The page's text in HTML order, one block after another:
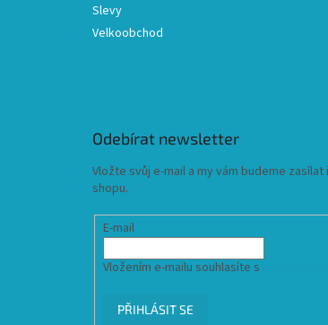
Slevy
Velkoobchod
Odebírat newsletter
Vložte svůj e-mail a my vám budeme
shopu.
E-mail
Vložením e-mailu souhlasíte s
PŘIHLÁSIT SE